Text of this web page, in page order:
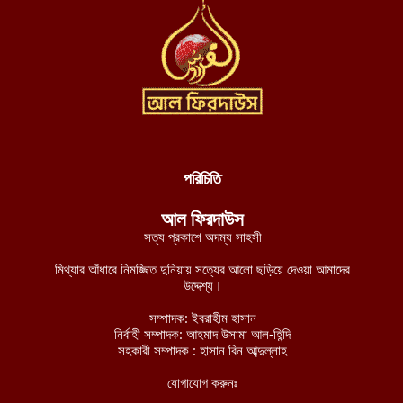
দক্ষিণ লেবাননে আইইডি বিস্ফোরণে দুই দখলদার ইসরায়েলি সেনা নিহত,
ডান হাতে ভাত খেতে খেতে বাম হাতে নিচ্ছে ঘুষ! ঠাকুরগাঁও জেলা রেজিস্ট্রার
লালমনিরহাটে তিস্তা নদীর পানি বিপৎসীমার ওপরে, ভয়াবহ বন্যার শঙ্কা
আগস্ট ৫, ২০২৬
চীন-পাকিস্তানের নিরাপত্তা বিষয়ক ভিত্তিহীন অভিযোগ প্রত্যাখ্যান করেছে
ইমারাতে ইসলামিয়া
আশ-শাবাবের নিয়ন্ত্রণে কেন্দ্রীয় হিরান রাজ্যের ৩ শহর: নিহত মোগাদিশু
পরিচিতি
আল ফিরদাউস
সত্য প্রকাশে অদম্য সাহসী
মিথ্যার আঁধারে নিমজ্জিত দুনিয়ায় সত্যের আলো ছড়িয়ে দেওয়া আমাদের
উদ্দেশ্য।
সম্পাদক: ইবরাহীম হাসান
নির্বাহী সম্পাদক: আহমাদ উসামা আল-হিন্দি
সহকারী সম্পাদক : হাসান বিন আব্দুল্লাহ
যোগাযোগ করুনঃ